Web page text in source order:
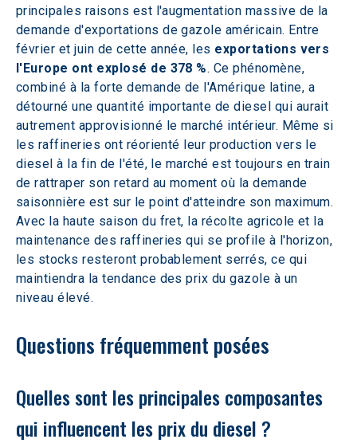
principales raisons est l'augmentation massive de la
demande d'exportations de gazole américain. Entre
février et juin de cette année, les exportations vers
l'Europe ont explosé de 378 %. Ce phénomène,
combiné à la forte demande de l'Amérique latine, a
détourné une quantité importante de diesel qui aurait
autrement approvisionné le marché intérieur. Même si
les raffineries ont réorienté leur production vers le
diesel à la fin de l'été, le marché est toujours en train
de rattraper son retard au moment où la demande
saisonnière est sur le point d'atteindre son maximum.
Avec la haute saison du fret, la récolte agricole et la
maintenance des raffineries qui se profile à l'horizon,
les stocks resteront probablement serrés, ce qui
maintiendra la tendance des prix du gazole à un
niveau élevé.
Questions fréquemment posées
Quelles sont les principales composantes
qui influencent les prix du diesel ?